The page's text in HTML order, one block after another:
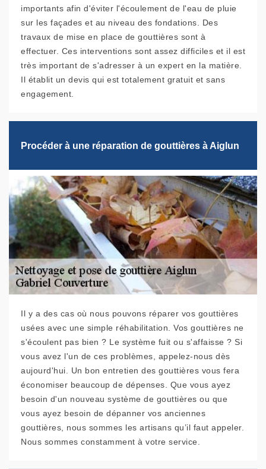
importants afin d'éviter l'écoulement de l'eau de pluie
sur les façades et au niveau des fondations. Des
travaux de mise en place de gouttières sont à
effectuer. Ces interventions sont assez difficiles et il est
très important de s'adresser à un expert en la matière.
Il établit un devis qui est totalement gratuit et sans
engagement.
Procéder à une réparation de gouttières à Aiglun
Il y a des cas où nous pouvons réparer vos gouttières
usées avec une simple réhabilitation. Vos gouttières ne
s'écoulent pas bien ? Le système fuit ou s'affaisse ? Si
vous avez l'un de ces problèmes, appelez-nous dès
aujourd'hui. Un bon entretien des gouttières vous fera
économiser beaucoup de dépenses. Que vous ayez
besoin d'un nouveau système de gouttières ou que
vous ayez besoin de dépanner vos anciennes
gouttières, nous sommes les artisans qu’il faut appeler.
Nous sommes constamment à votre service.